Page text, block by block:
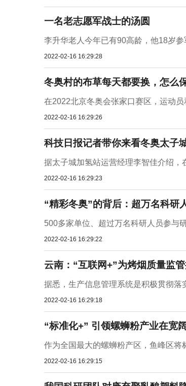
一名老志愿军战士的汤圆
李升华老人今年已有90高龄，他18岁
2022-02-16 16:29:28
冬奥村的布草每天都要换，怎么
在2022北京冬奥会张家口赛区，运动
2022-02-16 16:29:26
科技日报记者带你来看冬奥太子
据太子城加氢站运营经理李智佳介绍
2022-02-16 16:29:23
“精彩冬奥”的背后：超万名科研
500多家单位、超过万名科研人员参与
2022-02-16 16:29:22
云南：“互联网+”为烤烟质量监
据悉，生产信息管理系统是积极贯彻落
2022-02-16 16:29:18
“标准化+” 引领螺蛳粉产业在宽
作为全国最大的螺蛳粉产区，鱼峰区将
2022-02-16 16:29:15